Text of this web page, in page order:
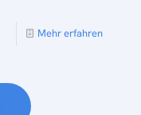
Mehr erfahren